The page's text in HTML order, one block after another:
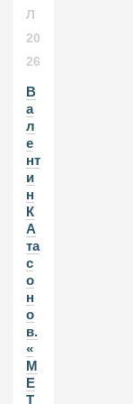
Л
20
26
В
а
л
е
нт
и
н
К
А
та
с
о
н
о
в.
«
М
Е
Т